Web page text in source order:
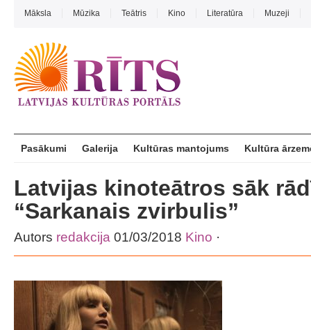
Māksla Mūzika Teātris Kino Literatūra Muzeji
Pasākumi Galerija Kultūras mantojums Kultūra
Latvijas kinoteātros sāk
“Sarkanais zvirbulis”
Autors redakcija 01/03/2018 Kino ·